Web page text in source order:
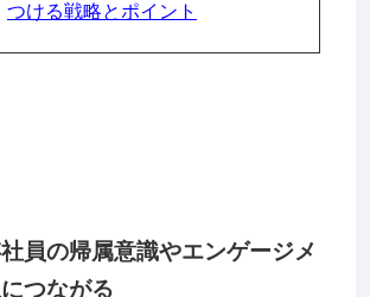
つける戦略とポイント
社員の帰属意識やエンゲージメ
つながる